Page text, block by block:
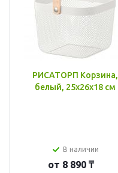
РИСАТОРП Корзина,
белый, 25x26x18 см
В наличии
от 8 890 ₸